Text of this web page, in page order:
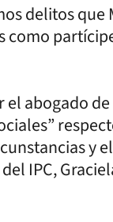
delitos que
como
el abogado
y el
IPC,